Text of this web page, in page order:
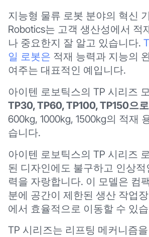
지능형 물류 로봇 분야의 혁신
Robotics는 고객 생산성에서 적
나 중요한지 잘 알고 있습니다.
일 로봇은 적재 능력과 지능의
여주는 대표적인 예입니다.
아이텐 로보틱스의 TP 시리즈
TP30, TP60, TP100, TP150으로
600kg, 1000kg, 1500kg의 적재
습니다.
아이텐 로보틱스의 TP 시리즈
된 디자인에도 불구하고 인상
력을 자랑합니다. 이 모델은 컴
분에 공간이 제한된 생산 작업
에서 효율적으로 이동할 수 있
TP 시리즈는 리프팅 메커니즘